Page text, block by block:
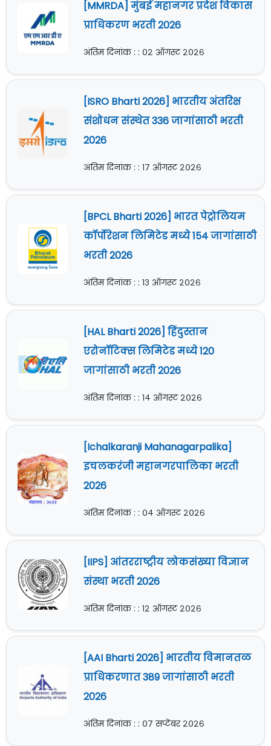
[MMRDA] मुंबई महानगर प्रदेश विकास
प्राधिकरण भरती 2026
अंतिम दिनांक : : ०२ ऑगस्ट २०२६
[ISRO Bharti 2026] भारतीय अंतरिक्ष
संशोधन संस्थेत 336 जागांसाठी भरती
2026
अंतिम दिनांक : : १७ ऑगस्ट २०२६
[BPCL Bharti 2026] भारत पेट्रोलियम
कॉर्पोरेशन लिमिटेड मध्ये 154 जागांसाठी
भरती 2026
अंतिम दिनांक : : १३ ऑगस्ट २०२६
[HAL Bharti 2026] हिंदुस्तान
एरोनॉटिक्स लिमिटेड मध्ये 120
जागांसाठी भरती 2026
अंतिम दिनांक : : १४ ऑगस्ट २०२६
[Ichalkaranji Mahanagarpalika]
इचलकरंजी महानगरपालिका भरती
2026
अंतिम दिनांक : : ०४ ऑगस्ट २०२६
[IIPS] आंतरराष्ट्रीय लोकसंख्या विज्ञान
संस्था भरती 2026
अंतिम दिनांक : : १२ ऑगस्ट २०२६
[AAI Bharti 2026] भारतीय विमानतळ
प्राधिकरणात 389 जागांसाठी भरती
2026
अंतिम दिनांक : : ०७ सप्टेंबर २०२६